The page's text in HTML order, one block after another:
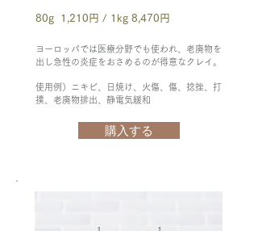
80g 1,210円 / 1kg 8,470円
ヨーロッパでは医療分野でも使われ、老廃物を
出し急性の炎症をおさめるのが得意なクレイ。
使用例）ニキビ、日焼け、火傷、傷、捻挫、打
撲、老廃物排出、静電気緩和
購入する